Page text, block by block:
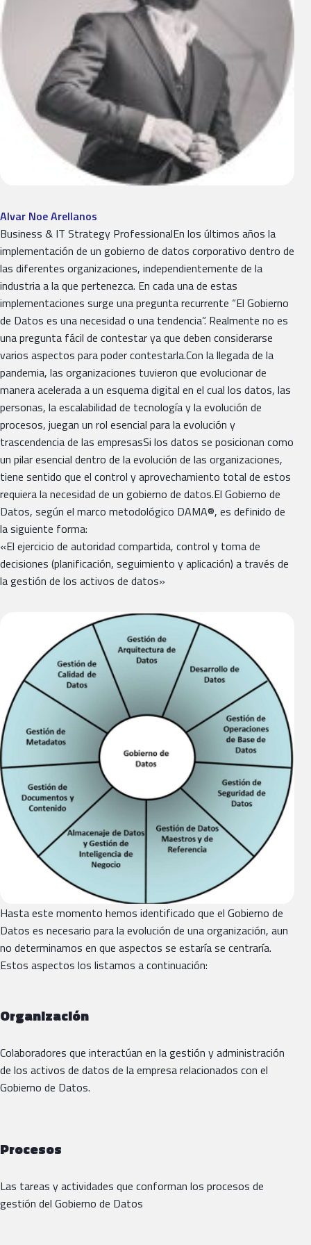
Alvar Noe Arellanos
Business & IT Strategy ProfessionalEn los últimos años la
implementación de un gobierno de datos corporativo dentro de
las diferentes organizaciones, independientemente de la
industria a la que pertenezca. En cada una de estas
implementaciones surge una pregunta recurrente “El Gobierno
de Datos es una necesidad o una tendencia”. Realmente no es
una pregunta fácil de contestar ya que deben considerarse
varios aspectos para poder contestarla.Con la llegada de la
pandemia, las organizaciones tuvieron que evolucionar de
manera acelerada a un esquema digital en el cual los datos, las
personas, la escalabilidad de tecnología y la evolución de
procesos, juegan un rol esencial para la evolución y
trascendencia de las empresasSi los datos se posicionan como
un pilar esencial dentro de la evolución de las organizaciones,
tiene sentido que el control y aprovechamiento total de estos
requiera la necesidad de un gobierno de datos.El Gobierno de
Datos, según el marco metodológico DAMA®, es definido de
la siguiente forma:
«El ejercicio de autoridad compartida, control y toma de
decisiones (planificación, seguimiento y aplicación) a través de
la gestión de los activos de datos»
Hasta este momento hemos identificado que el Gobierno de
Datos es necesario para la evolución de una organización, aun
no determinamos en que aspectos se estaría se centraría.
Estos aspectos los listamos a continuación:
Organización
Colaboradores que interactúan en la gestión y administración
de los activos de datos de la empresa relacionados con el
Gobierno de Datos.
Procesos
Las tareas y actividades que conforman los procesos de
gestión del Gobierno de Datos